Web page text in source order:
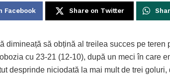
Facebook Share on Twitter
dimineață să obțină al treilea succes pe teren
cu 23-21 (12-10), după un meci în care
desprinde niciodată la mai mult de trei